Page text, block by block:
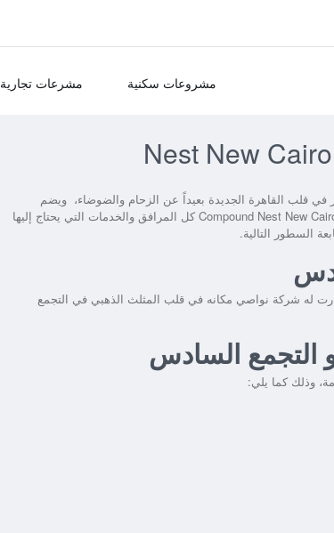
مشروعات سكنية مشرعات تجارية
قلب القاهرة الجديدة بعيداً عن الزحام والضوضاء، ويضم
Compound Nest New كل المرافق والخدمات التي يحتاج إليها
السطور التالية.
له شركة نواصي مكانه في قلب المثلث الذهبي في التجمع
التجمع السادس
وذلك كما يلي: